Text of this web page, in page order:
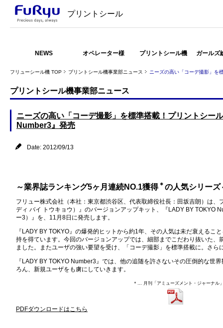
プリントシール
NEWS オペレーター様 プリントシール機 ガールズ
フリューシール機 TOP プリントシール機事業部ニュース ニーズの高い「コーデ撮影」を
プリントシール機事業部ニュース
ニーズの高い「コーデ撮影」を標準搭載！プリントシー
Number3』発売
Date: 2012/09/13
～業界誌ランキング5ヶ月連続NO.1獲得 ＊ の人気シリーズ
フリュー株式会社（本社：東京都渋谷区、代表取締役社長：田坂吉朗）は、
ディ バイ トウキョウ）』のバージョンアップキット、『LADY BY TOKYO
ー3）』を、11月8日に発売します。
『LADY BY TOKYO』の爆発的ヒットから約1年、その人気は未だ衰えるこ
持を得ています。今回のバージョンアップでは、細部までこだわり抜いた、
ました。またユーザの強い要望を受け、「コーデ撮影」を標準搭載に。さ
『LADY BY TOKYO Number3』では、他の追随を許さないその圧倒的な世
ろん、新規ユーザをも虜にしていきます。
＊… 月刊「アミューズメント・ジャーナル
PDFダウンロードはこちら